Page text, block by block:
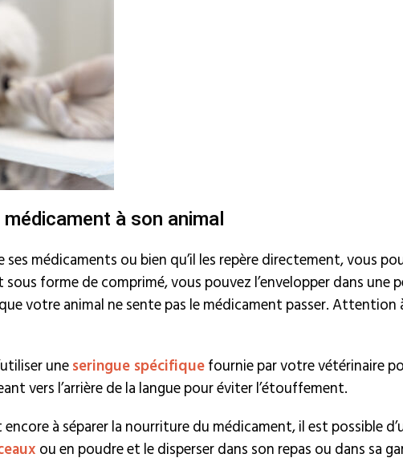
à son animal
médicaments ou bien qu’il les repère directement, vous
sous forme de comprimé, vous pouvez l’envelopper dans
votre animal ne sente pas le médicament passer. Attention
uneseringue spécifiquefournie par votre vétérinaire
vers l’arrière de la langue pour éviter l’étouffement.
à séparer la nourriture du médicament, il est possible
ou en poudre et le disperser dans son repas ou dans sa